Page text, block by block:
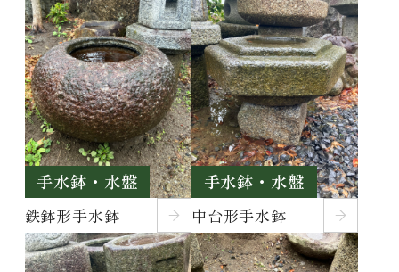
手水鉢・水盤
鉄鉢形手水鉢
手水鉢・水盤
中台形手水鉢